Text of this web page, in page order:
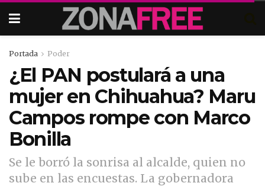
Portada Poder
¿El PAN postulará a una
mujer en Chihuahua? Maru
Campos rompe con Marco
Bonilla
Se le borró la sonrisa al alcalde, quien no
sube en las encuestas. La gobernadora